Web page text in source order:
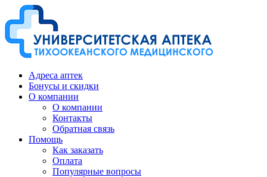
Адреса аптек
Бонусы и скидки
О компании
О компании
Контакты
Обратная связь
Помощь
Как заказать
Оплата
Популярные вопросы